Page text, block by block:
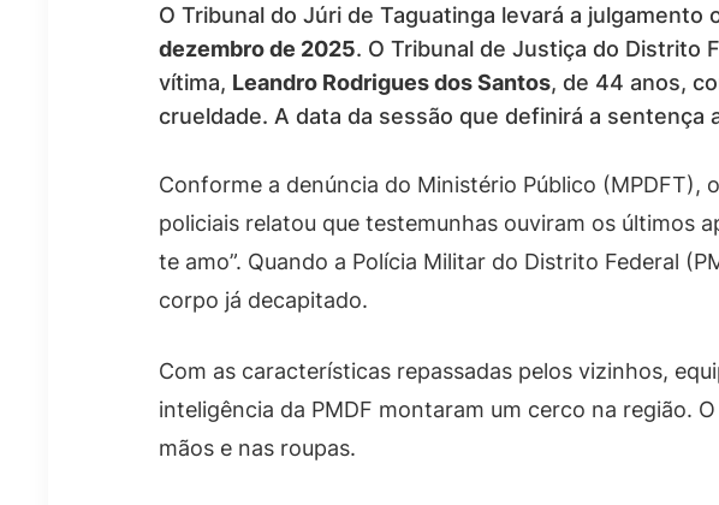
O Tribunal do Júri de Taguatinga levará a
dezembro de 2025. O Tribunal de Justiça do Distrito
vítima, Leandro Rodrigues dos Santos, de 44 anos,
crueldade. A data da sessão que definirá a sentença
Conforme a denúncia do Ministério Público (MPDFT),
policiais relatou que testemunhas ouviram os últimos
te amo”. Quando a Polícia Militar do Distrito Federal
corpo já decapitado.
Com as características repassadas pelos vizinhos,
inteligência da PMDF montaram um cerco na região.
mãos e nas roupas.